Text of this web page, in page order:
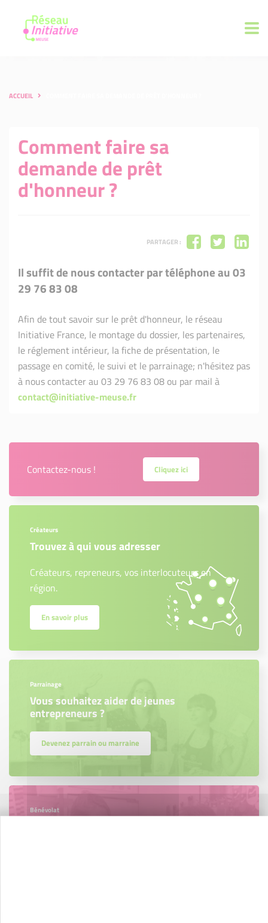
ACCUEIL
Comment faire sa
demande de prêt
d'honneur ?
PARTAGER :
Il suffit de nous contacter par téléphone au 03
29 76 83 08
Afin de tout savoir sur le prêt d'honneur, le réseau
Initiative France, le montage du dossier, les partenaires,
le réglement intérieur, la fiche de présentation, le
passage en comité, le suivi et le parrainage; n'hésitez pas
à nous contacter au 03 29 76 83 08 ou par mail à
contact@initiative-meuse.fr
Contactez-nous ! Cliquez ici
Créateurs
Trouvez à qui vous adresser
Créateurs, repreneurs, vos interlocuteurs en
région.
En savoir plus
Parrainage
Vous souhaitez aider de jeunes
entrepreneurs ?
Devenez parrain ou marraine
Bénévolat